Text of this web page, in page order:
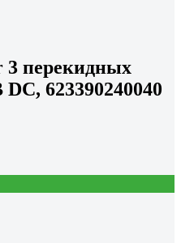
3 перекидных
623390240040